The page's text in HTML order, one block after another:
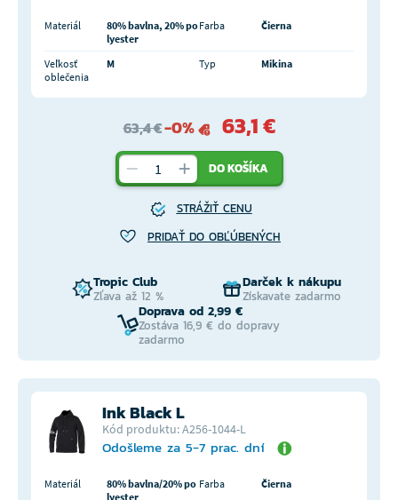
Materiál
80% bavlna, 20% po
lyester
Farba Čierna
Veľkosť
oblečenia
M Typ Mikina
63,4 €-0% 63,1 €
DO KOŠÍKA
STRÁŽIŤ CENU
PRIDAŤ DO OBĽÚBENÝCH
Tropic Club
Zľava až 12 %
Darček k nákupu
Získavate zadarmo
Doprava od 2,99 €
Zostáva 16,9 € do dopravy
zadarmo
Ink Black L
Kód produktu: A256-1044-L
Odošleme za 5-7 prac. dní
Materiál
80% bavlna/20% po
lyester
Farba Čierna